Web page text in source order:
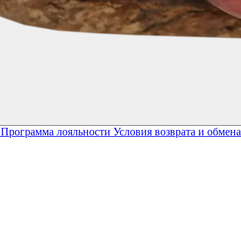
Программа лояльности Условия возврата и обмена